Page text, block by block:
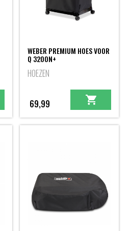
WEBER PREMIUM HOES VOOR
Q 3200N+
HOEZEN
69,99